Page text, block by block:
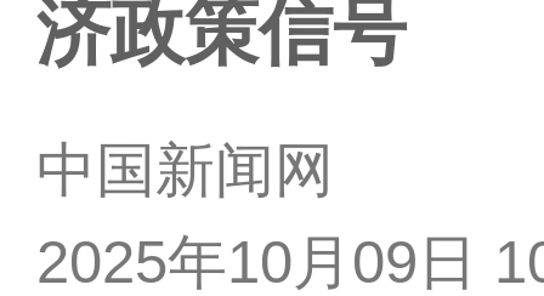
济政策信号
中国新闻网
2025年10月09日